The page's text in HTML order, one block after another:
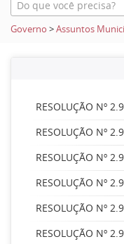
Governo >Assuntos
RESOLUÇÃO Nº
RESOLUÇÃO Nº
RESOLUÇÃO Nº
RESOLUÇÃO Nº
RESOLUÇÃO Nº
RESOLUÇÃO Nº